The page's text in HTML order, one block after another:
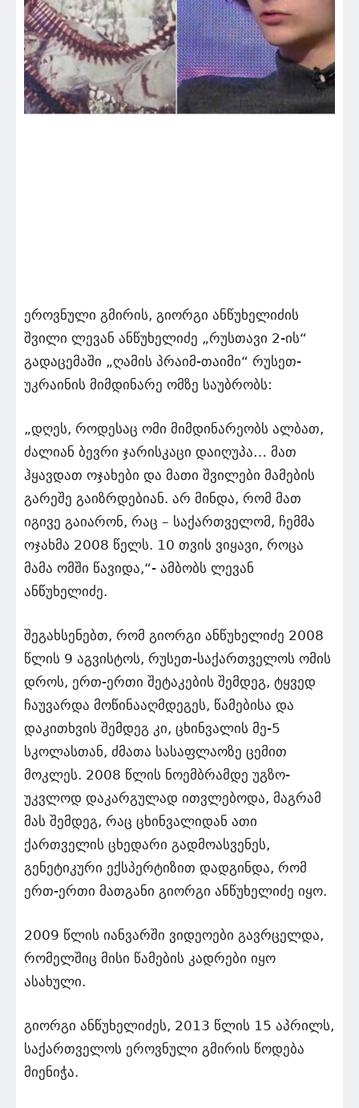
ეროვნული გმირის, გიორგი ანწუხელიძის
შვილი ლევან ანწუხელიძე „რუსთავი 2-ის“
გადაცემაში „ღამის პრაიმ-თაიმი“ რუსეთ-
უკრაინის მიმდინარე ომზე საუბრობს:
„დღეს, როდესაც ომი მიმდინარეობს ალბათ,
ძალიან ბევრი ჯარისკაცი დაიღუპა… მათ
ჰყავდათ ოჯახები და მათი შვილები მამების
გარეშე გაიზრდებიან. არ მინდა, რომ მათ
იგივე გაიარონ, რაც – საქართველომ, ჩემმა
ოჯახმა 2008 წელს. 10 თვის ვიყავი, როცა
მამა ომში წავიდა,“- ამბობს ლევან
ანწუხელიძე.
შეგახსენებთ, რომ გიორგი ანწუხელიძე 2008
წლის 9 აგვისტოს, რუსეთ-საქართველოს ომის
დროს, ერთ-ერთი შეტაკების შემდეგ, ტყვედ
ჩაუვარდა მოწინააღმდეგეს, წამებისა და
დაკითხვის შემდეგ კი, ცხინვალის მე-5
სკოლასთან, ძმათა სასაფლაოზე ცემით
მოკლეს. 2008 წლის ნოემბრამდე უგზო-
უკვლოდ დაკარგულად ითვლებოდა, მაგრამ
მას შემდეგ, რაც ცხინვალიდან ათი
ქართველის ცხედარი გადმოასვენეს,
გენეტიკური ექსპერტიზით დადგინდა, რომ
ერთ-ერთი მათგანი გიორგი ანწუხელიძე იყო.
2009 წლის იანვარში ვიდეოები გავრცელდა,
რომელშიც მისი წამების კადრები იყო
ასახული.
გიორგი ანწუხელიძეს, 2013 წლის 15 აპრილს,
საქართველოს ეროვნული გმირის წოდება
მიენიჭა.